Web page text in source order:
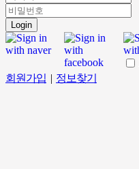
Login
회원가입 | 정보찾기